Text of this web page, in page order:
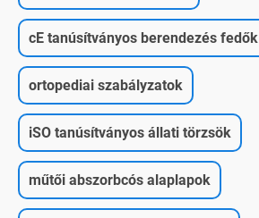
cE tanúsítványos berendezés fedők
ortopediai szabályzatok
iSO tanúsítványos állati törzsök
műtői abszorbcós alaplapok